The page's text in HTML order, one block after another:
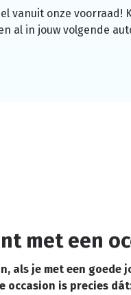
vanuit onze voorraad!
al in jouw volgende
met een
als je met een
occasion is precies